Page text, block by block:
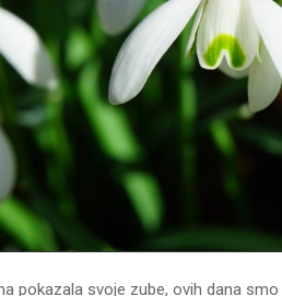
pokazala svoje zube, ovih dana